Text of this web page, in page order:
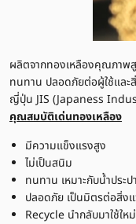
ผลิตจากทองเหลืองคุณภา
ทนทาน ปลอดภัยต่อผู้ใช้และ
ญี่ปุ่น JIS (Japaness
คุณสมบัติเด่นทองเหลือง
มีความแข็งแรงสูง
ไม่เป็นสนิม
ทนทาน เหมาะกับน้ำประปา
ปลอดภัย เป็นมิตรต่อสิ่ง
Recycle นำกลับมาใช้ให